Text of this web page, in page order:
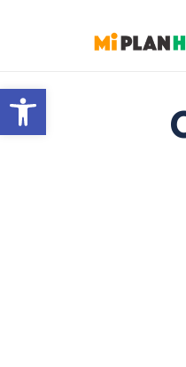
Abrir barra de herramientas